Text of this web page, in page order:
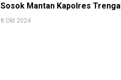
Sosok Mantan Kapolres
8 Okt 2024